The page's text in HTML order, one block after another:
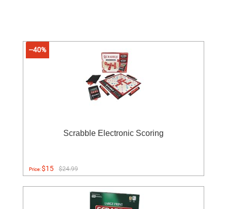
--40%
Scrabble Electronic Scoring
Price:$15 $24.99